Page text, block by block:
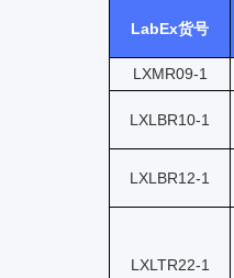
LabEx货号
LXMR09-1
LXLBR10-1
LXLBR12-1
LXLTR22-1